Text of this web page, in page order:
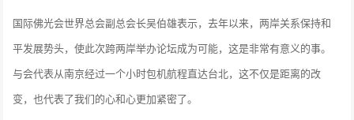
国际佛光会世界总会副总会长吴伯雄表示，去年以来，两岸关系保持和
平发展势头，使此次跨两岸举办论坛成为可能，这是非常有意义的事。
与会代表从南京经过一个小时包机航程直达台北，这不仅是距离的改
变，也代表了我们的心和心更加紧密了。